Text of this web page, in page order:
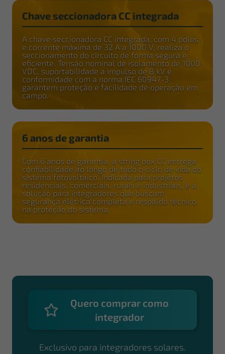
Chave seccionadora CC integrada
A chave seccionadora CC integrada, com 4 polos
e corrente máxima de 32 A a 1000 V, realiza o
seccionamento do circuito de forma segura e
eficiente. Tensão nominal de isolamento de 1000
VDC, suportabilidade a impulso de 8 kV e
conformidade com a norma IEC 60947-3
garantem proteção e facilidade de operação em
campo.
6 anos de garantia
Com 6 anos de garantia, a string box CC entrega
confiabilidade ao longo de todo o ciclo de vida do
sistema fotovoltaico. Indicada para projetos
residenciais, comerciais, rurais e industriais, é a
solução para integradores que buscam
segurança elétrica completa e respaldo técnico
na proteção do sistema.
Quero comprar como
integrador
Exclusivo para integradores solares.